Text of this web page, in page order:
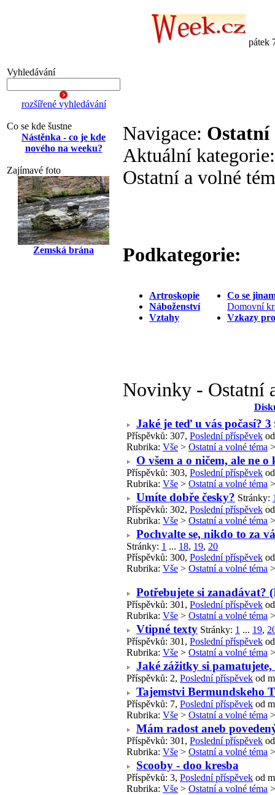
pátek
Vyhledávání
rozšířené vyhledávání
Co se kde šustne
Nástěnka - co je kde
nového na weeku?
Zajímavé foto
Zemská brána
Navigace: Ostatní
Aktuální
Ostatní a volné
Podkategorie:
Artroskopie
Náboženství
Vztahy
Co se
Domovní
Vzkazy
Novinky - Ostatní
Jaké je teď u vás počasí? 3
Příspěvků: 307, Poslední příspěvek
Rubrika: Vše > Ostatní a volné téma
O všem a o ničem, ale ne
Příspěvků: 303, Poslední příspěvek
Rubrika: Vše > Ostatní a volné téma
Umíte dobře česky? Stránky:
Příspěvků: 302, Poslední příspěvek
Rubrika: Vše > Ostatní a volné téma
Pochvalte se, nikdo to za
Stránky: 1 ... 18, 19, 20
Příspěvků: 300, Poslední příspěvek
Rubrika: Vše > Ostatní a volné téma
Potřebujete si zanadávat?
Příspěvků: 301, Poslední příspěvek
Rubrika: Vše > Ostatní a volné téma
Vtipné texty Stránky: 1 ... 19,
Příspěvků: 301, Poslední příspěvek
Rubrika: Vše > Ostatní a volné téma
Jaké zážitky si
Příspěvků: 2, Poslední příspěvek od
Tajemstvi Bermundskeho
Příspěvků: 7, Poslední příspěvek od
Rubrika: Vše > Ostatní a volné téma
Mám radost aneb
Příspěvků: 301, Poslední příspěvek
Rubrika: Vše > Ostatní a volné téma
Scooby - doo kresba
Příspěvků: 3, Poslední příspěvek od
Rubrika: Vše > Ostatní a volné téma